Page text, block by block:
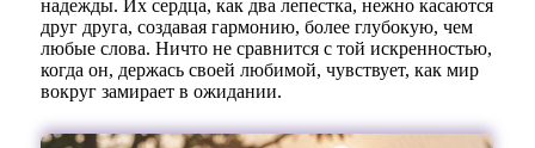
надежды. Их сердца, как два лепестка, нежно касаются
друг друга, создавая гармонию, более глубокую, чем
любые слова. Ничто не сравнится с той искренностью,
когда он, держась своей любимой, чувствует, как мир
вокруг замирает в ожидании.